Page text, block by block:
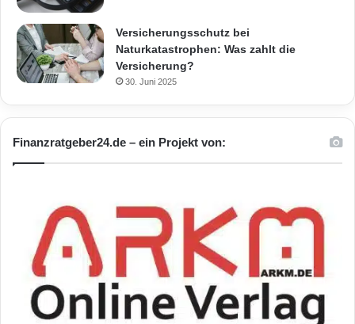
Versicherungsschutz bei
Naturkatastrophen: Was zahlt die
Versicherung?
30. Juni 2025
Finanzratgeber24.de – ein Projekt von: